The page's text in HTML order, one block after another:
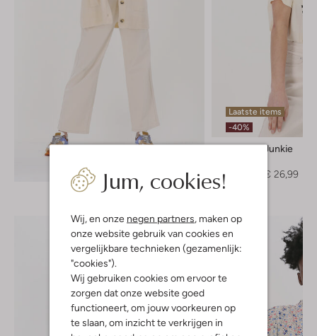
Jum, cookies!
Wij, en onze negen partners , maken op
onze website gebruik van cookies en
vergelijkbare technieken (gezamenlijk:
"cookies").
Wij gebruiken cookies om ervoor te
zorgen dat onze website goed
functioneert, om jouw voorkeuren op
te slaan, om inzicht te verkrijgen in
Ontdek de look
Laatste items
-40%
Catwalk Junkie
€ 26,99